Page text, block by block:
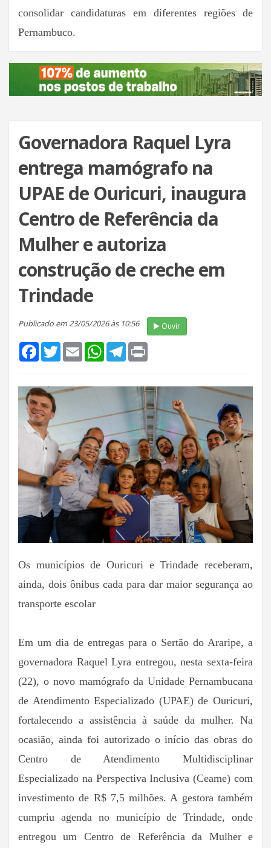
consolidar candidaturas em diferentes regiões de
Pernambuco.
Governadora Raquel Lyra
entrega mamógrafo na
UPAE de Ouricuri, inaugura
Centro de Referência da
Mulher e autoriza
construção de creche em
Trindade
Publicado em 23/05/2026 às 10:56 Ouvir
FacebookTwitterEmail WhatsApp
Telegram
Os municípios de Ouricuri e Trindade receberam,
ainda, dois ônibus cada para dar maior segurança ao
transporte escolar
Em um dia de entregas para o Sertão do Araripe, a
governadora Raquel Lyra entregou, nesta sexta-feira
(22), o novo mamógrafo da Unidade Pernambucana
de Atendimento Especializado (UPAE) de Ouricuri,
fortalecendo a assistência à saúde da mulher. Na
ocasião, ainda foi autorizado o início das obras do
Centro de Atendimento Multidisciplinar
Especializado na Perspectiva Inclusiva (Ceame) com
investimento de R$ 7,5 milhões. A gestora também
cumpriu agenda no município de Trindade, onde
entregou um Centro de Referência da Mulher e